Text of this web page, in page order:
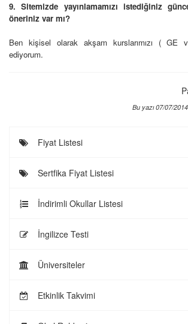
9. Sitemizde yayınlamamızı istediğiniz
öneriniz var mı?
Ben kişisel olarak akşam kurslarımızı ( GE
ediyorum.
Bu yazı 07/07/
Fiyat Listesi
Sertfika Fiyat Listesi
İndirimli Okullar Listesi
İngilizce Testi
Üniversiteler
Etkinlik Takvimi